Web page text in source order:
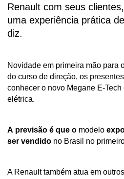
Renault com seus
uma experiência prática
diz.
Novidade em primeira mão para
do curso de direção, os
conhecer o novo Megane E-
elétrica.
A previsão é que o modelo
ser vendido no Brasil no
A Renault também atua em